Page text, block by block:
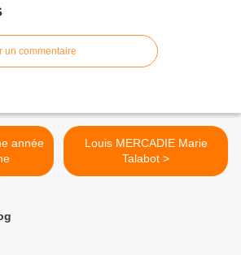
un commentaire
Louis MERCADIE Marie
Talabot >